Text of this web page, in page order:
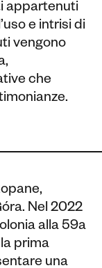
appartenuti
e intrisi di
vengono
che
Nel 2022
alla 59a
prima
una